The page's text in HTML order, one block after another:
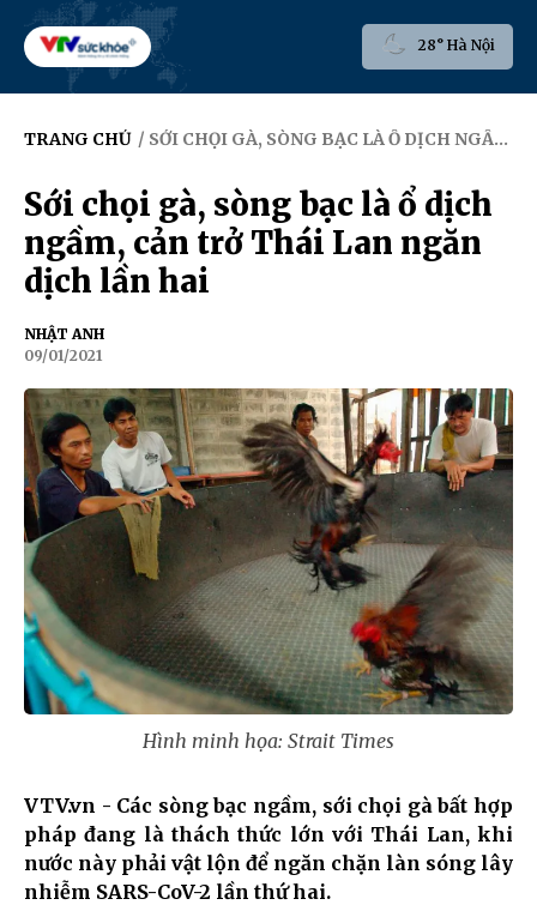
28° Hà Nội
TRANG CHỦ / SỚI CHỌI GÀ, SÒNG BẠC LÀ Ổ DỊCH NGẦM, CẢN TRỞ THÁI LAN NGĂN DỊCH LẦN HAI
Sới chọi gà, sòng bạc là ổ dịch
ngầm, cản trở Thái Lan ngăn
dịch lần hai
NHẬT ANH
09/01/2021
Hình minh họa: Strait Times
VTV.vn - Các sòng bạc ngầm, sới chọi gà bất hợp
pháp đang là thách thức lớn với Thái Lan, khi
nước này phải vật lộn để ngăn chặn làn sóng lây
nhiễm SARS-CoV-2 lần thứ hai.